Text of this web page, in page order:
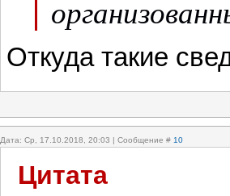
Откуда такие
Дата: Ср, 17.10.2018, 20:03 | Сообщение # 10
Цитата